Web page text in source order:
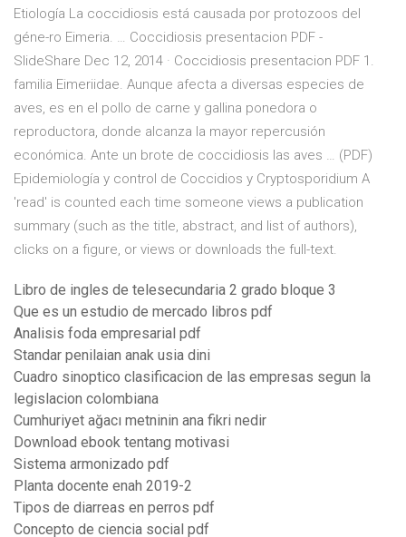
Etiología La coccidiosis está causada por protozoos del
géne-ro Eimeria. … Coccidiosis presentacion PDF -
SlideShare Dec 12, 2014 · Coccidiosis presentacion PDF 1.
familia Eimeriidae. Aunque afecta a diversas especies de
aves, es en el pollo de carne y gallina ponedora o
reproductora, donde alcanza la mayor repercusión
económica. Ante un brote de coccidiosis las aves … (PDF)
Epidemiología y control de Coccidios y Cryptosporidium A
'read' is counted each time someone views a publication
summary (such as the title, abstract, and list of authors),
clicks on a figure, or views or downloads the full-text.
Libro de ingles de telesecundaria 2 grado bloque 3
Que es un estudio de mercado libros pdf
Analisis foda empresarial pdf
Standar penilaian anak usia dini
Cuadro sinoptico clasificacion de las empresas segun la
legislacion colombiana
Cumhuriyet ağacı metninin ana fikri nedir
Download ebook tentang motivasi
Sistema armonizado pdf
Planta docente enah 2019-2
Tipos de diarreas en perros pdf
Concepto de ciencia social pdf